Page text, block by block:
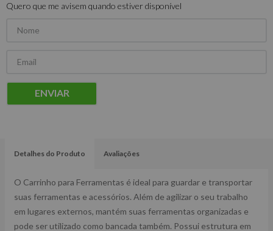
Quero que me avisem quando estiver disponível
ENVIAR
Detalhes do Produto Avaliações
O Carrinho para Ferramentas é ideal para guardar e transportar
suas ferramentas e acessórios. Além de agilizar o seu trabalho
em lugares externos, mantém suas ferramentas organizadas e
pode ser utilizado como bancada também. Possui estrutura em